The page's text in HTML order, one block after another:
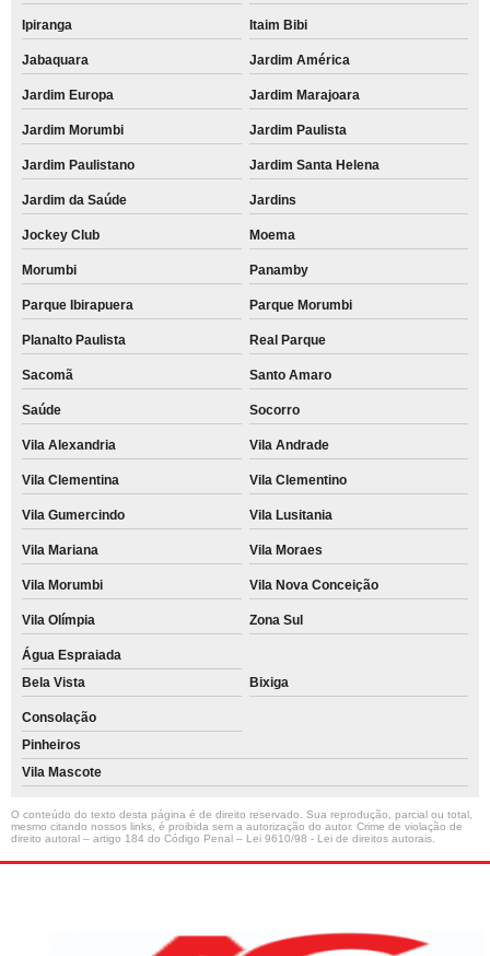
Ipiranga Itaim Bibi
Jabaquara Jardim América
Jardim Europa Jardim Marajoara
Jardim Morumbi Jardim Paulista
Jardim Paulistano Jardim Santa Helena
Jardim da Saúde Jardins
Jockey Club Moema
Morumbi Panamby
Parque Ibirapuera Parque Morumbi
Planalto Paulista Real Parque
Sacomã Santo Amaro
Saúde Socorro
Vila Alexandria Vila Andrade
Vila Clementina Vila Clementino
Vila Gumercindo Vila Lusitania
Vila Mariana Vila Moraes
Vila Morumbi Vila Nova Conceição
Vila Olímpia Zona Sul
Água Espraiada
Bela Vista
Bixiga
Consolação
Pinheiros
Vila Mascote
O conteúdo do texto desta página é de direito reservado. Sua reprodução, parcial ou total,
mesmo citando nossos links, é proibida sem a autorização do autor. Crime de violação de
direito autoral – artigo 184 do Código Penal – Lei 9610/98 - Lei de direitos autorais